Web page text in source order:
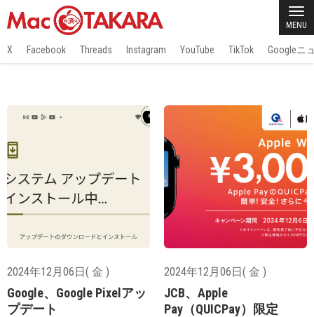
MENU
X Facebook Threads Instagram YouTube TikTok Googleニ
2024年12月06日( 金 )
Google、Google Pixelアッ
プデート
2024年12月06日( 金 )
JCB、Apple
Pay（QUICPay）限定